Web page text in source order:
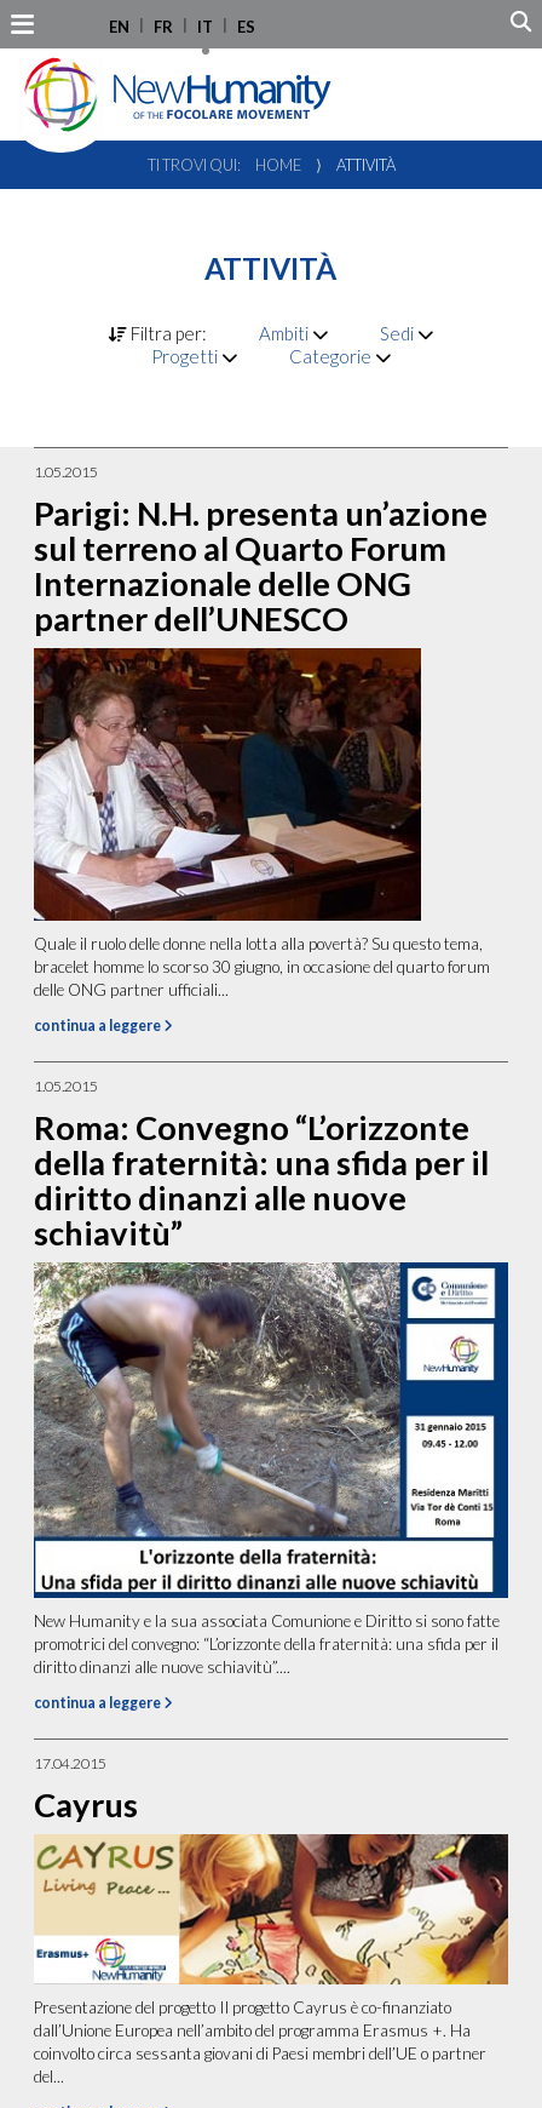
EN FR IT ES
TI TROVI QUI: HOME ⟩ ATTIVITÀ
ATTIVITÀ
Filtra per: Ambiti
Sedi
Progetti
Categorie
1.05.2015
Parigi: N.H. presenta un’azione
sul terreno al Quarto Forum
Internazionale delle ONG
partner dell’UNESCO
Quale il ruolo delle donne nella lotta alla povertà? Su questo tema,
bracelet homme lo scorso 30 giugno, in occasione del quarto forum
delle ONG partner ufficiali...
continua a leggere
1.05.2015
Roma: Convegno “L’orizzonte
della fraternità: una sfida per il
diritto dinanzi alle nuove
schiavitù”
New Humanity e la sua associata Comunione e Diritto si sono fatte
promotrici del convegno: “L’orizzonte della fraternità: una sfida per il
diritto dinanzi alle nuove schiavitù”....
continua a leggere
17.04.2015
Cayrus
Presentazione del progetto Il progetto Cayrus è co-finanziato
dall’Unione Europea nell’ambito del programma Erasmus +. Ha
coinvolto circa sessanta giovani di Paesi membri dell’UE o partner
del...